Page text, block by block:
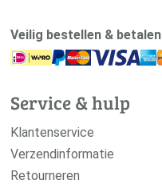
Veilig bestellen & betalen
Service & hulp
Klantenservice
Verzendinformatie
Retourneren